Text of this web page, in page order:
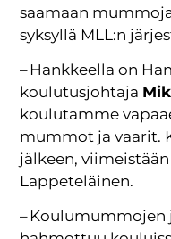
saamaan
syksyllä MLL:n
– Hankkeella on
koulutusjohtaja
koulutamme
mummot ja vaarit.
jälkeen, viimeistään
Lappeteläinen.
– Koulumummojen